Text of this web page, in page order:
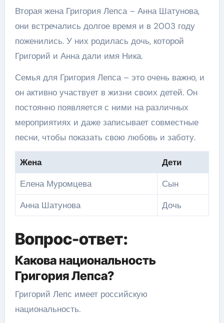
Вторая жена Григория Лепса – Анна Шатунова,
они встречались долгое время и в 2003 году
поженились. У них родилась дочь, которой
Григорий и Анна дали имя Ника.
Семья для Григория Лепса – это очень важно, и
он активно участвует в жизни своих детей. Он
постоянно появляется с ними на различных
мероприятиях и даже записывает совместные
песни, чтобы показать свою любовь и заботу.
Жена
Дети
Елена Муромцева
Сын
Анна Шатунова
Дочь
Вопрос-ответ:
Какова национальность
Григория Лепса?
Григорий Лепс имеет российскую
национальность.